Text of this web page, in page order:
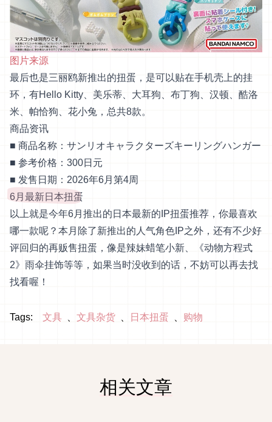
图片来源
最后也是三丽鸥新推出的扭蛋，是可以贴在手机壳上的挂
环，有Hello Kitty、美乐蒂、大耳狗、布丁狗、汉顿、酷洛
米、帕恰狗、花小兔，总共8款。
商品资讯
■ 商品名称：サンリオキャラクターズキーリングハンガー
■ 参考价格：300日元
■ 发售日期：2026年6月第4周
6月最新日本扭蛋
以上就是今年6月推出的日本最新的IP扭蛋推荐，你最喜欢
哪一款呢？本月除了新推出的人气角色IP之外，还有不少好
评回归的再贩售扭蛋，像是辣妹蜡笔小新、《动物方程式
2》雨伞挂饰等等，如果当时没收到的话，不妨可以再去找
找看喔！
Tags: 文具 文具杂货 日本扭蛋 购物
相关文章